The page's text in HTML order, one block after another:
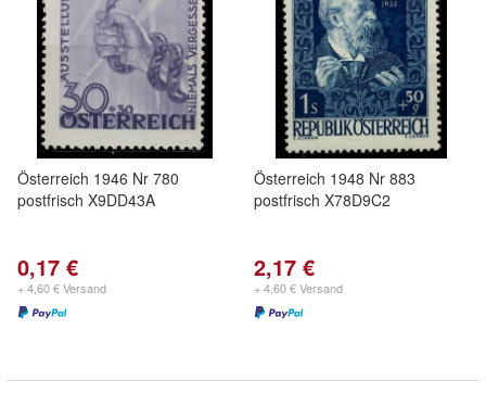
Österreich 1946 Nr 780
postfrisch X9DD43A
0,17 €
+ 4,60 € Versand
Österreich 1948 Nr 883
postfrisch X78D9C2
2,17 €
+ 4,60 € Versand